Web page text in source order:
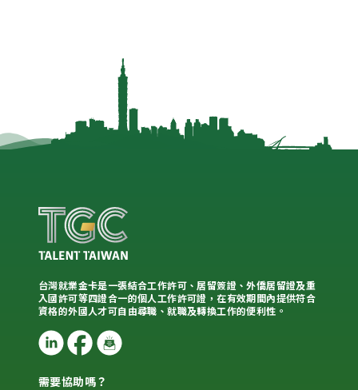
台灣就業金卡是一張結合工作許可、居留簽證、外僑居留證及重
入國許可等四證合一的個人工作許可證，在有效期間內提供符合
資格的外國人才可自由尋職、就職及轉換工作的便利性。
需要協助嗎？